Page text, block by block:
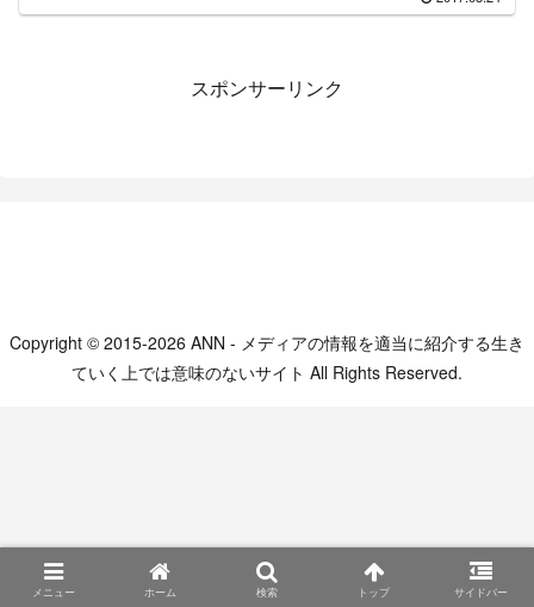
スポンサーリンク
Copyright © 2015-2026 ANN - メディアの情報を適当に紹介する生き
ていく上では意味のないサイト All Rights Reserved.
メニュー ホーム 検索 トップ サイドバー